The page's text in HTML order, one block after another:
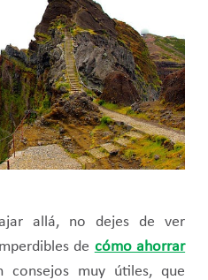
allá, no dejes de ver
de cómo ahorrar
consejos muy útiles, que